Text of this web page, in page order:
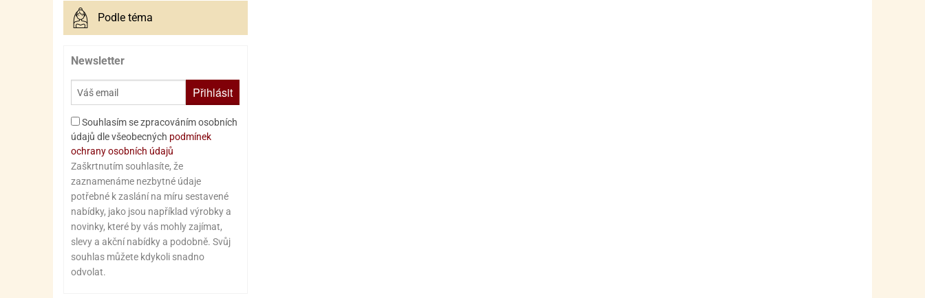
Podle téma
Newsletter
Přihlásit
Souhlasím se zpracováním osobních
údajů dle všeobecných podmínek
ochrany osobních údajů
Zaškrtnutím souhlasíte, že
zaznamenáme nezbytné údaje
potřebné k zaslání na míru sestavené
nabídky, jako jsou například výrobky a
novinky, které by vás mohly zajímat,
slevy a akční nabídky a podobně. Svůj
souhlas můžete kdykoli snadno
odvolat.